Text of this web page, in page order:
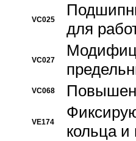
VC025
для
VC027
VC068
VE174
кольца